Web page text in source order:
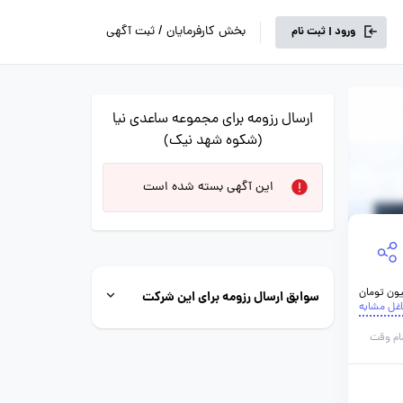
ورود | ثبت نام بخش کارفرمایان / ثبت آگهی
مشابه
وقت
ارسال رزومه برای مجموعه ساعدی نیا
(شکوه شهد نیک)
این آگهی بسته شده است
سوابق ارسال رزومه برای این شرکت